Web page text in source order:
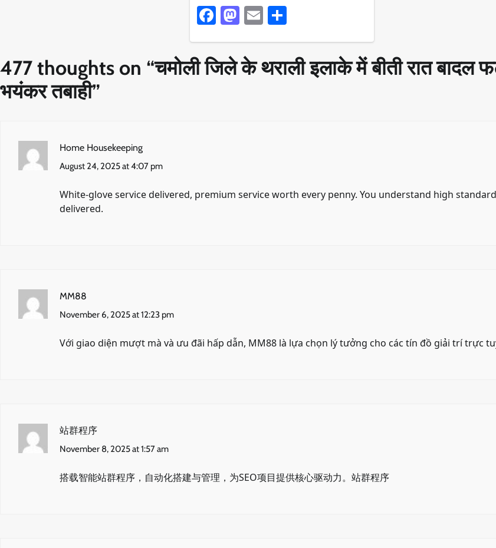
Facebook
Mastodon
EmailShare
477 thoughts on “चमोली जिले के थराली इलाके में बीती रात बादल
भयंकर तबाही”
Home Housekeeping
August 24, 2025 at 4:07 pm
White-glove service delivered, premium service worth every penny. You understand high
delivered.
MM88
November 6, 2025 at 12:23 pm
Với giao diện mượt mà và ưu đãi hấp dẫn, MM88 là lựa chọn lý tưởng cho các tín đồ giải trí trực
站群程序
November 8, 2025 at 1:57 am
搭载智能站群程序，自动化搭建与管理，为SEO项目提供核心驱动力。 站群程序